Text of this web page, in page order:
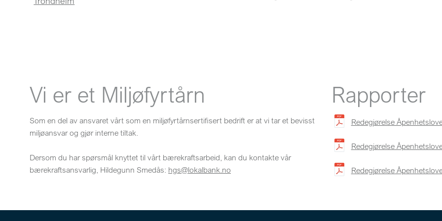
Vi er et Miljøfyrtårn
Som en del av ansvaret vårt som en miljøfyrtårnsertifisert bedrift er at vi tar et bevisst
miljøansvar og gjør interne tiltak.
Dersom du har spørsmål knyttet til vårt bærekraftsarbeid, kan du kontakte vår
bærekraftsansvarlig, Hildegunn Smedås: hgs@lokalbank.no
Rapporter
Redegjørelse
Redegjørelse
Redegjørelse